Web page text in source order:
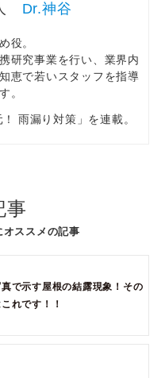
Dr.神谷
役。
研究事業を行い、業界内
恵で若いスタッフを指導
。
雨漏り対策」を連載。
事
オススメの記事
で示す屋根の結露現象！その
れです！！